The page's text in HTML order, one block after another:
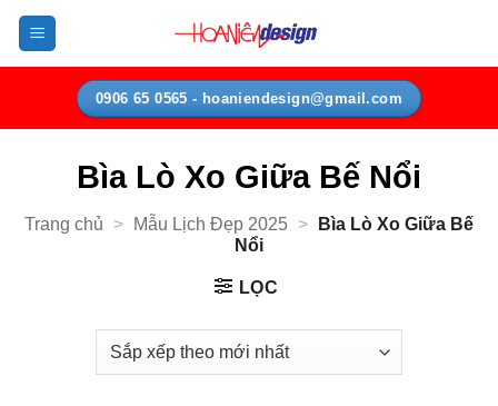
Bỏ
nội
0906 65 0565 - hoaniendesign@gmail.com
Bìa Lò Xo Giữa Bế Nổi
Trang chủ > Mẫu Lịch Đẹp 2025 >
Bìa Lò Xo Giữa Bế
Nổi
LỌC